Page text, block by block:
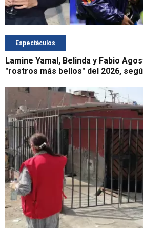
Espectáculos
Lamine Yamal, Belinda y Fabio
"rostros más bellos" del 2026,